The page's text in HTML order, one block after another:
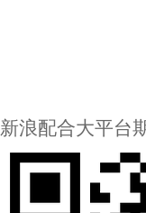
新浪配合大平台